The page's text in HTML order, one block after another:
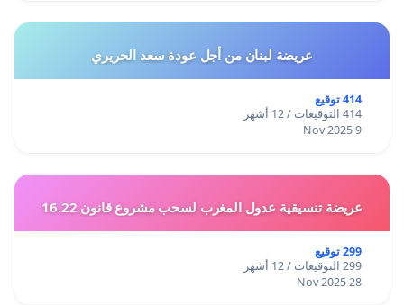
عريضة لبنان من أجل عودة سعد الحريري
414 توقيع
414 التوقيعات / 12 أشهر
9 Nov 2025
عريضة تنسيقية عدول المغرب لسحب مشروع قانون 16.22
299 توقيع
299 التوقيعات / 12 أشهر
28 Nov 2025